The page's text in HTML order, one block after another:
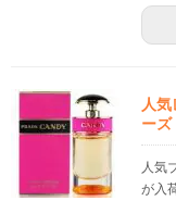
人
ー
人気
が入